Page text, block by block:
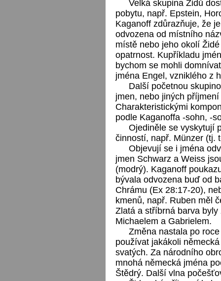
Velká skupina Židů
pobytu, např. Epstein,
Kaganoff zdůrazňuje, že
odvozena od místního
místě nebo jeho okolí
opatrnost. Kupříkladu
bychom se mohli
jména Engel, vzniklého z
Další početnou
jmen, nebo jiných
Charakteristickými
podle Kaganoffa -sohn, -
Ojediněle se vyskytují
činností, např. Münzer (tj.
Objevují se i jména
jmen Schwarz a Weiss
(modrý). Kaganoff
bývala odvozena buď od
Chrámu (Ex 28:17-20),
kmenů, např. Ruben měl
Zlatá a stříbrná barva
Michaelem a Gabrielem.
Změna nastala po
používat jakákoli
svatých. Za národního
mnohá německá jména
Štědrý. Další vlna